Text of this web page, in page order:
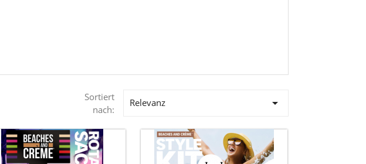
Sortiert
nach:
Relevanz 